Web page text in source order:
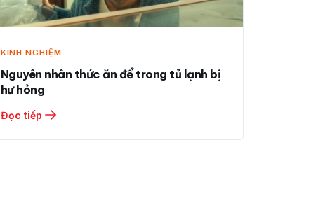
KINH NGHIỆM
Nguyên nhân thức ăn để trong tủ lạnh bị
hư hỏng
Đọc tiếp